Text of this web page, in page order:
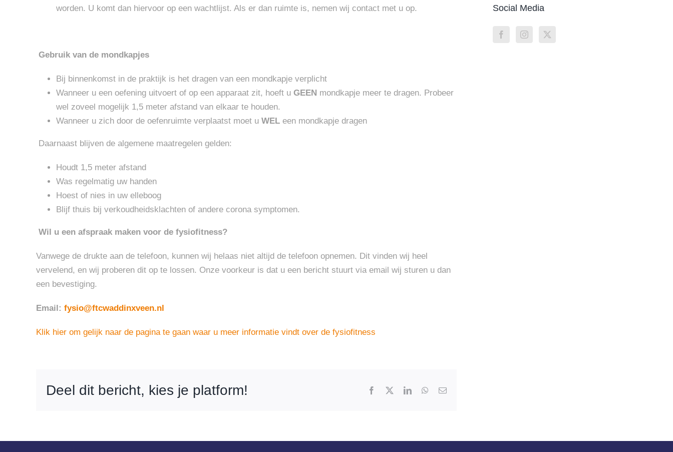
worden. U komt dan hiervoor op een wachtlijst. Als er dan ruimte is, nemen wij contact met u op.
Gebruik van de mondkapjes
Bij binnenkomst in de praktijk is het dragen van een mondkapje verplicht
Wanneer u een oefening uitvoert of op een apparaat zit, hoeft u GEEN mondkapje meer te dragen. Probeer
wel zoveel mogelijk 1,5 meter afstand van elkaar te houden.
Wanneer u zich door de oefenruimte verplaatst moet u WEL een mondkapje dragen
Daarnaast blijven de algemene maatregelen gelden:
Houdt 1,5 meter afstand
Was regelmatig uw handen
Hoest of nies in uw elleboog
Blijf thuis bij verkoudheidsklachten of andere corona symptomen.
Wil u een afspraak maken voor de fysiofitness?
Vanwege de drukte aan de telefoon, kunnen wij helaas niet altijd de telefoon opnemen. Dit vinden wij heel
vervelend, en wij proberen dit op te lossen. Onze voorkeur is dat u een bericht stuurt via email wij sturen u dan
een bevestiging.
Email: fysio@ftcwaddinxveen.nl
Klik hier om gelijk naar de pagina te gaan waar u meer informatie vindt over de fysiofitness
Deel dit bericht, kies je platform! Facebook LinkedInWhatsApp
E-
Social Media